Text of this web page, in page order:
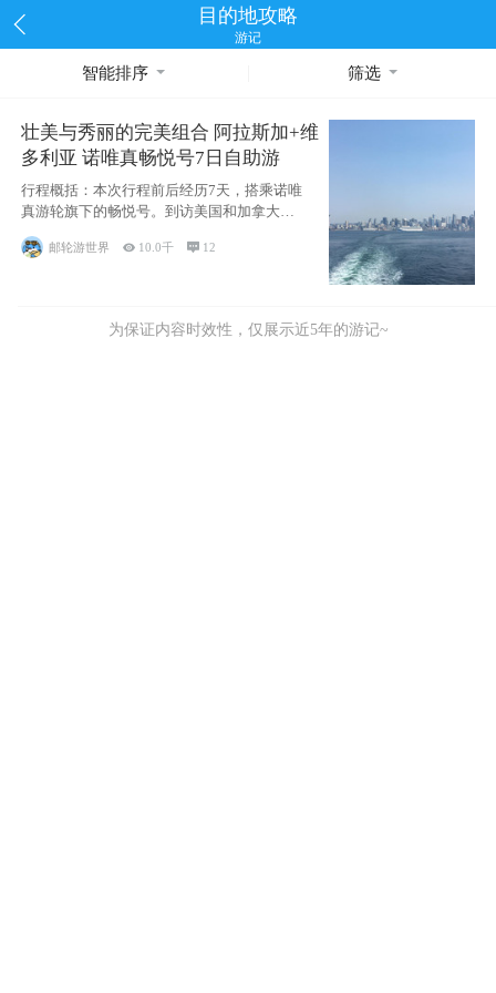
目的地攻略
游记
智能排序 筛选
壮美与秀丽的完美组合 阿拉斯加+维
多利亚 诺唯真畅悦号7日自助游
行程概括：本次行程前后经历7天，搭乘诺唯
真游轮旗下的畅悦号。到访美国和加拿大的4
个州/省：美国华盛顿州
邮轮游世界  10.0千  12
为保证内容时效性，仅展示近5年的游记~